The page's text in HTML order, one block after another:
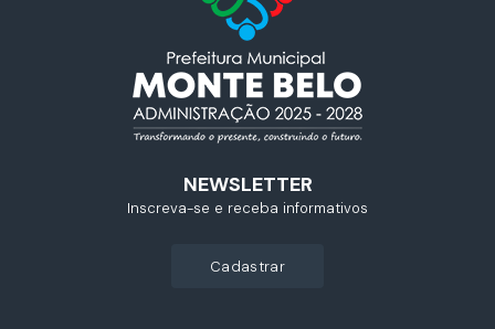
NEWSLETTER
Inscreva-se e receba informativos
cadastrar